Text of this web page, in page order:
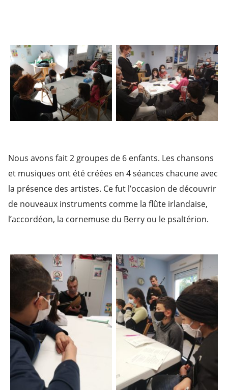
Nous avons fait 2 groupes de 6 enfants. Les chansons
et musiques ont été créées en 4 séances chacune avec
la présence des artistes. Ce fut l’occasion de découvrir
de nouveaux instruments comme la flûte irlandaise,
l’accordéon, la cornemuse du Berry ou le psaltérion.